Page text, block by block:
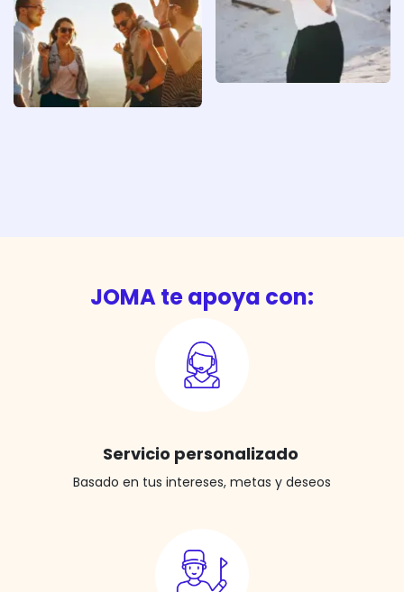
JOMA te apoya con:
Servicio personalizado
Basado en tus intereses, metas y deseos